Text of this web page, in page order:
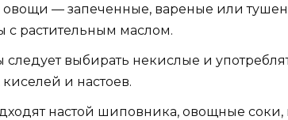
овощи — запеченные, вареные или
с растительным маслом.
выбирать некислые и
и настоев.
настой шиповника, овощные